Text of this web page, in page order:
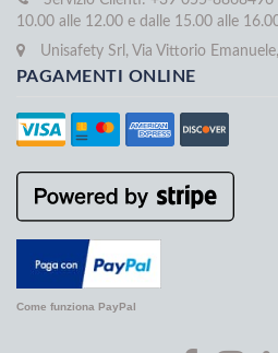
10.00 alle 12.00 e dalle 15.00 alle
Unisafety Srl, Via Vittorio
PAGAMENTI ONLINE
Come funziona PayPal